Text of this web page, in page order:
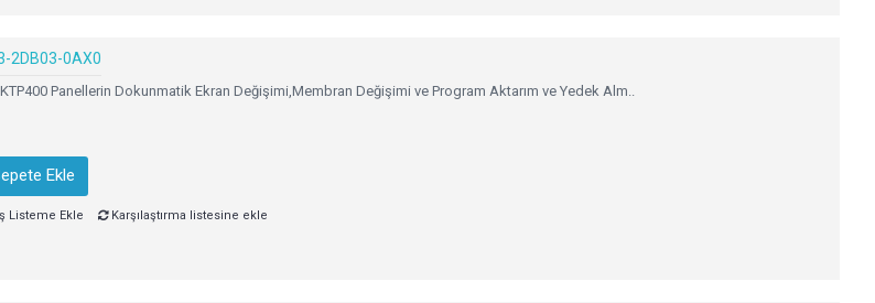
2DB03-0AX0
Panellerin Dokunmatik Ekran Değişimi,Membran Değişimi ve Program Aktarım ve Yedek Alm..
Ekle
Listeme Ekle Karşılaştırma listesine ekle